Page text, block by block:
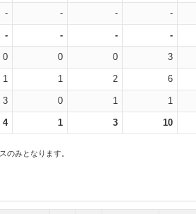
- - - -
- - - -
0 0 0 3
1 1 2 6
3 0 1 1
4 1 3 10
のみとなります。